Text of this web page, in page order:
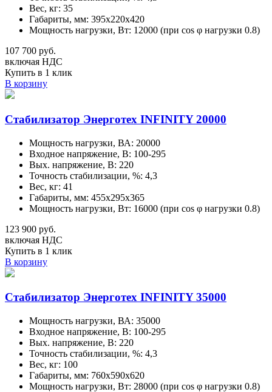
Вес, кг: 35
Габариты, мм: 395х220х420
Мощность нагрузки, Вт: 12000 (при cos φ нагрузки 0.8)
107 700 руб.
включая НДС
Купить в 1 клик
В корзину
Стабилизатор Энерготех INFINITY 20000
Мощность нагрузки, ВА: 20000
Входное напряжение, В: 100-295
Вых. напряжение, В: 220
Точность стабилизации, %: 4,3
Вес, кг: 41
Габариты, мм: 455х295х365
Мощность нагрузки, Вт: 16000 (при cos φ нагрузки 0.8)
123 900 руб.
включая НДС
Купить в 1 клик
В корзину
Стабилизатор Энерготех INFINITY 35000
Мощность нагрузки, ВА: 35000
Входное напряжение, В: 100-295
Вых. напряжение, В: 220
Точность стабилизации, %: 4,3
Вес, кг: 100
Габариты, мм: 760х590х620
Мощность нагрузки, Вт: 28000 (при cos φ нагрузки 0.8)